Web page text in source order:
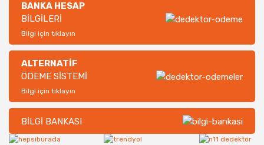
BANKA HESAP
BİLGİLERİ
Bilgi için tıklayın
ALTERNATİF
ÖDEME SİSTEMİ
Bilgi için tıklayın
BİLGİ BANKASI